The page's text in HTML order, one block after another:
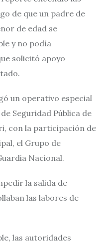
de que un padre de
de edad se
y no podía
solicitó apoyo
un operativo especial
Seguridad Pública de
con la participación de
el Grupo de
Nacional.
la salida de
las labores de
las autoridades